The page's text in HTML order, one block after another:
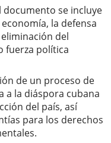
se incluye
la defensa
del
fuerza política
de un proceso de
a la diáspora cubana
del país, así
para los derechos